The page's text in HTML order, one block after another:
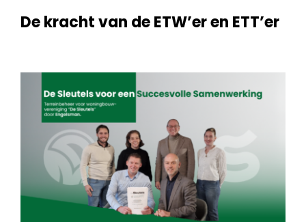
De kracht van de ETW’er en ETT’er